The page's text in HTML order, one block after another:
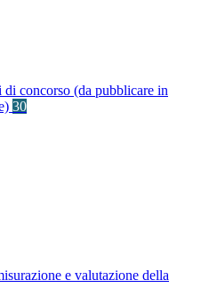
di concorso (da pubblicare in
30
e valutazione della